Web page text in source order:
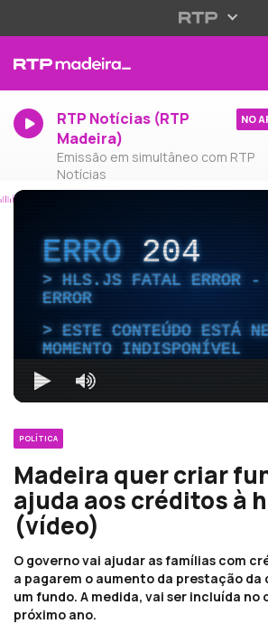
RTP Notícias (RTP
Madeira)
Emissão em simultâneo com RTP
Notícias
NO
ERRO204
HLS.JS FATAL ERROR -
ERROR
ESTE CONTEÚDO ESTÁ
MOMENTO INDISPONÍVEL
POLÍTICA
Madeira quer criar
ajuda aos créditos à
(vídeo)
O governo vai ajudar as famílias com
a pagarem o aumento da prestação da
um fundo. A medida, vai ser incluída
próximo ano.